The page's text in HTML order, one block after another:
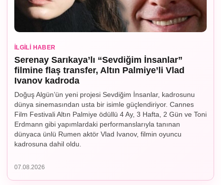
İLGILI HABER
Serenay Sarıkaya’lı “Sevdiğim İnsanlar”
filmine flaş transfer, Altın Palmiye’li Vlad
Ivanov kadroda
Doğuş Algün’ün yeni projesi Sevdiğim İnsanlar, kadrosunu
dünya sinemasından usta bir isimle güçlendiriyor. Cannes
Film Festivali Altın Palmiye ödüllü 4 Ay, 3 Hafta, 2 Gün ve Toni
Erdmann gibi yapımlardaki performanslarıyla tanınan
dünyaca ünlü Rumen aktör Vlad Ivanov, filmin oyuncu
kadrosuna dahil oldu.
07.08.2026